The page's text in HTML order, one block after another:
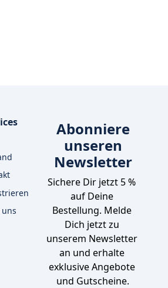
Abonniere
unseren
Newsletter
Sichere Dir jetzt 5 %
auf Deine
Bestellung. Melde
Dich jetzt zu
unserem Newsletter
an und erhalte
exklusive Angebote
und Gutscheine.